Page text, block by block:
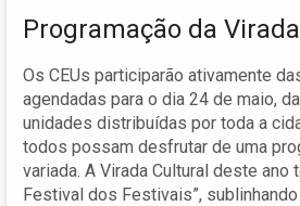
Programação da
Os CEUs participarão ativamente
agendadas para o dia 24 de maio,
unidades distribuídas por toda a
todos possam desfrutar de uma
variada. A Virada Cultural deste ano
Festival dos Festivais”,